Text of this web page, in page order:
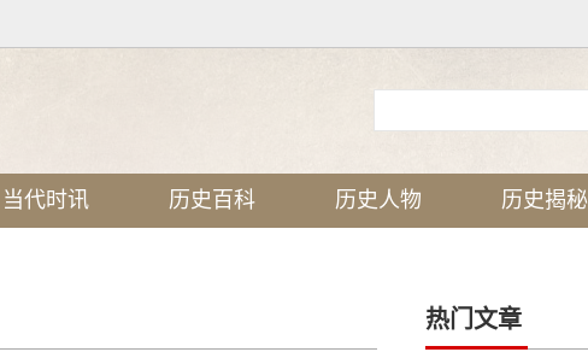
当代时讯 历史百科 历史人物 历史揭秘
热门文章